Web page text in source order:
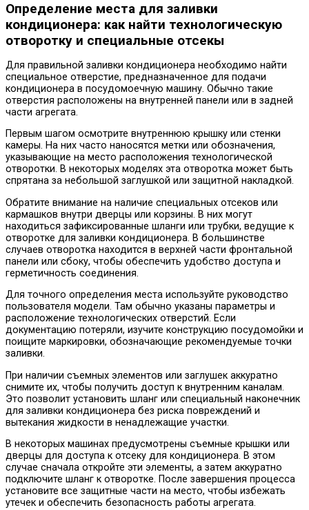
Определение места для заливки
кондиционера: как найти технологическую
отворотку и специальные отсекы
Для правильной заливки кондиционера необходимо найти
специальное отверстие, предназначенное для подачи
кондиционера в посудомоечную машину. Обычно такие
отверстия расположены на внутренней панели или в задней
части агрегата.
Первым шагом осмотрите внутреннюю крышку или стенки
камеры. На них часто наносятся метки или обозначения,
указывающие на место расположения технологической
отворотки. В некоторых моделях эта отворотка может быть
спрятана за небольшой заглушкой или защитной накладкой.
Обратите внимание на наличие специальных отсеков или
кармашков внутри дверцы или корзины. В них могут
находиться зафиксированные шланги или трубки, ведущие к
отворотке для заливки кондиционера. В большинстве
случаев отворотка находится в верхней части фронтальной
панели или сбоку, чтобы обеспечить удобство доступа и
герметичность соединения.
Для точного определения места используйте руководство
пользователя модели. Там обычно указаны параметры и
расположение технологических отверстий. Если
документацию потеряли, изучите конструкцию посудомойки и
поищите маркировки, обозначающие рекомендуемые точки
заливки.
При наличии съемных элементов или заглушек аккуратно
снимите их, чтобы получить доступ к внутренним каналам.
Это позволит установить шланг или специальный наконечник
для заливки кондиционера без риска повреждений и
вытекания жидкости в ненадлежащие участки.
В некоторых машинах предусмотрены съемные крышки или
дверцы для доступа к отсеку для кондиционера. В этом
случае сначала откройте эти элементы, а затем аккуратно
подключите шланг к отворотке. После завершения процесса
установите все защитные части на место, чтобы избежать
утечек и обеспечить безопасность работы агрегата.